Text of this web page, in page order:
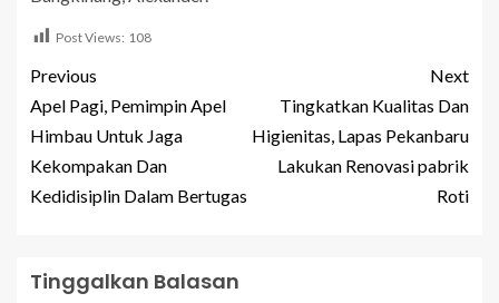
Post Views: 108
Previous
Apel Pagi, Pemimpin Apel
Himbau Untuk Jaga
Kekompakan Dan
Kedidisiplin Dalam Bertugas
Next
Tingkatkan Kualitas Dan
Higienitas, Lapas Pekanbaru
Lakukan Renovasi pabrik
Roti
Tinggalkan Balasan